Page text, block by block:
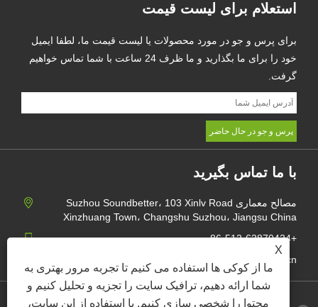
X
ما از کوکی ها استفاده می کنیم تا تجربه مرور بهتری به
شما ارائه دهیم، ترافیک سایت را تجزیه و تحلیل کنیم و
محتوا را شخصی سازی کنیم. با استفاده از این سایت،
استعلام برای لیست قیمت
برای پرس و جو در مورد محصولات یا لیست قیمت ما، لطفا ایمیل
خود را برای ما بگذارید و ما ظرف 24 ساعت با شما تماس خواهیم
گرفت.
با ما تماس بگیرید
مصالح معماری Suzhou Soundbetter، 103 Xinlv Road
Xinzhuang Town، Changshu Suzhou، Jiangsu China
+86-512-62870424
jane@soundbetter.cn